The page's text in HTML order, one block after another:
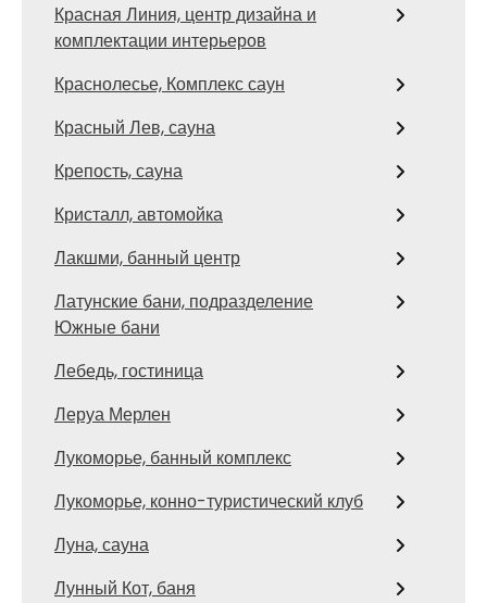
Красная Линия, центр дизайна и
комплектации интерьеров
Краснолесье, Комплекс саун
Красный Лев, сауна
Крепость, сауна
Кристалл, автомойка
Лакшми, банный центр
Латунские бани, подразделение
Южные бани
Лебедь, гостиница
Леруа Мерлен
Лукоморье, банный комплекс
Лукоморье, конно-туристический клуб
Луна, сауна
Лунный Кот, баня